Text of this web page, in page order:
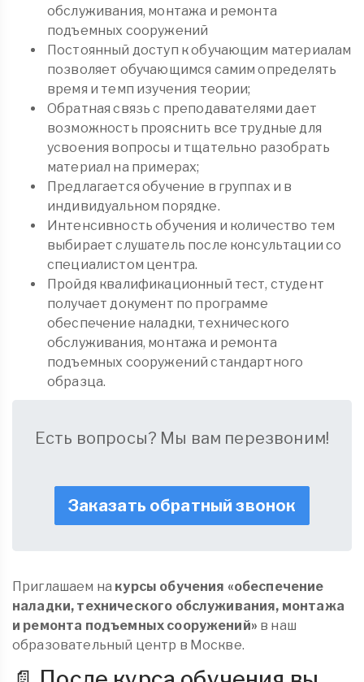
обслуживания, монтажа и ремонта
подъемных сооружений
Постоянный доступ к обучающим материалам
позволяет обучающимся самим определять
время и темп изучения теории;
Обратная связь с преподавателями дает
возможность прояснить все трудные для
усвоения вопросы и тщательно разобрать
материал на примерах;
Предлагается обучение в группах и в
индивидуальном порядке.
Интенсивность обучения и количество тем
выбирает слушатель после консультации со
специалистом центра.
Пройдя квалификационный тест, студент
получает документ по программе
обеспечение наладки, технического
обслуживания, монтажа и ремонта
подъемных сооружений стандартного
образца.
Есть вопросы? Мы вам перезвоним!
Заказать обратный звонок
Приглашаем на курсы обучения «обеспечение
наладки, технического обслуживания, монтажа
и ремонта подъемных сооружений» в наш
образовательный центр в Москве.